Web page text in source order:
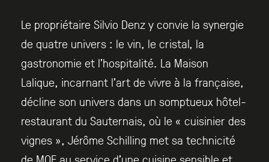
Le propriétaire Silvio Denz y convie la synergie
de quatre univers : le vin, le cristal, la
gastronomie et l’hospitalité. La Maison
Lalique, incarnant l’art de vivre à la française,
décline son univers dans un somptueux hôtel-
restaurant du Sauternais, où le « cuisinier des
vignes », Jérôme Schilling met sa technicité